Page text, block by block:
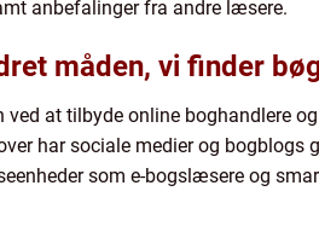
anbefalinger fra andre læsere.
måden, vi finder
at tilbyde online boghandlere
har sociale medier og bogblogs
som e-bogslæsere og